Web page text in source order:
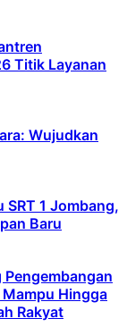
Titik Layanan
Wujudkan
1 Jombang,
Baru
Hingga
Rakyat